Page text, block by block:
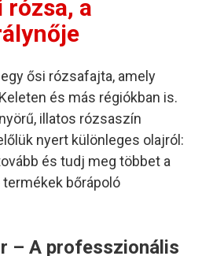
rózsa, a
ősi rózsafajta, amely
és más régiókban is.
illatos rózsaszín
nyert különleges olajról:
és tudj meg többet a
bőrápoló
– A professzionális